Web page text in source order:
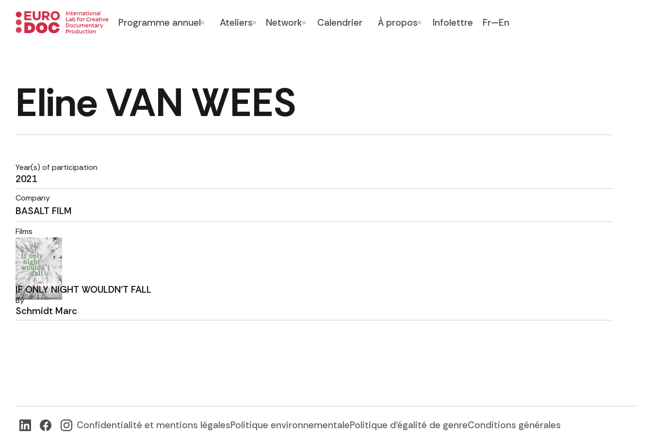
Programme annuel Ateliers Network Calendrier À propos Infolettre Fr—En
Eline VAN WEES
Year(s) of participation
2021
Company
BASALT FILM
Films
IF ONLY NIGHT WOULDN'T FALL
By
Schmidt Marc
Confidentialité et mentions légalesPolitique environnementalePolitique d'égalité de genreConditions générales